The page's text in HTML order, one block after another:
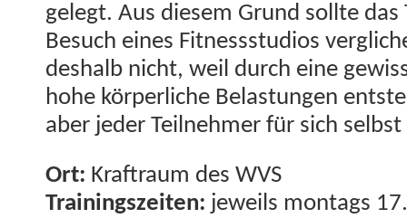
gelegt. Aus diesem Grund sollte
Besuch eines Fit­nessstu­dios
deshalb nicht, weil durch eine
hohe kör­per­liche Belas­tun­gen
aber jed­er Teil­nehmer für sich
Ort: Kraftraum des WVS
Train­ingszeit­en: jew­eils mon­tags